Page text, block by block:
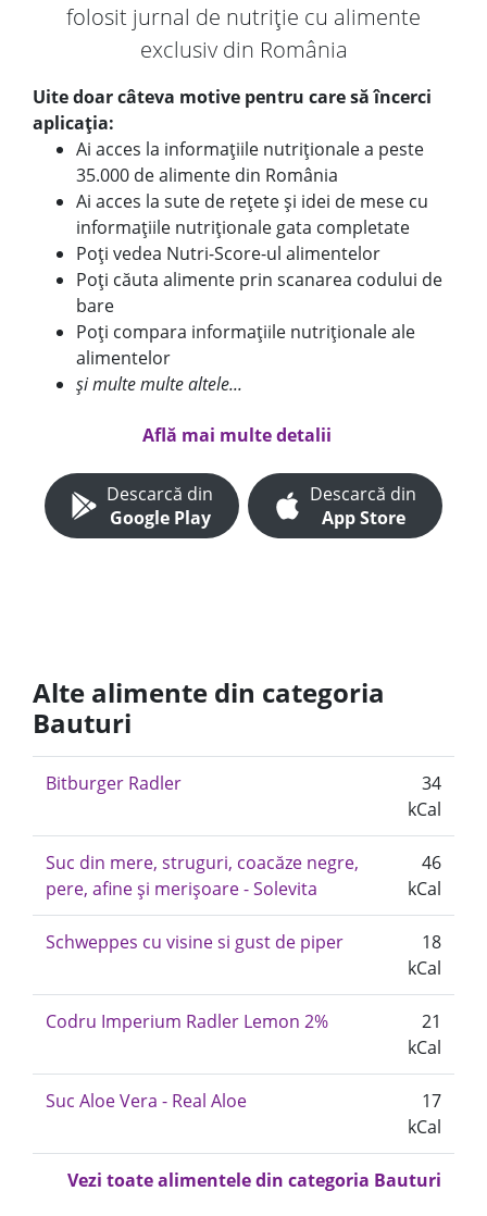
folosit jurnal de nutriție cu alimente
exclusiv din România
Uite doar câteva motive pentru care să încerci
aplicația:
Ai acces la informațiile nutriționale a peste
35.000 de alimente din România
Ai acces la sute de rețete și idei de mese cu
informațiile nutriționale gata completate
Poți vedea Nutri-Score-ul alimentelor
Poți căuta alimente prin scanarea codului de
bare
Poți compara informațiile nutriționale ale
alimentelor
și multe multe altele...
Află mai multe detalii
Descarcă din
Google Play
Descarcă din
App Store
Alte alimente din categoria
Bauturi
Bitburger Radler
34
kCal
Suc din mere, struguri, coacăze negre,
pere, afine și merișoare - Solevita
46
kCal
Schweppes cu visine si gust de piper
18
kCal
Codru Imperium Radler Lemon 2%
21
kCal
Suc Aloe Vera - Real Aloe
17
kCal
Vezi toate alimentele din categoria Bauturi